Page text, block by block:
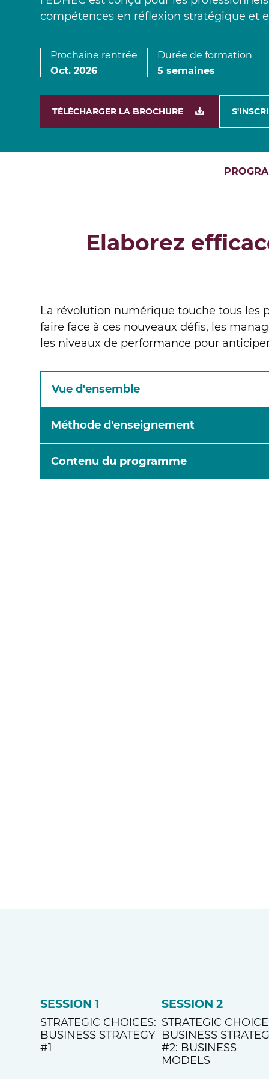
MSc Data Management & Business
compétences en réflexion stratégique et
Prochaine rentrée
oct. 2026
Durée de formation
5 semaines
TÉLÉCHARGER LA BROCHURE
Elaborez
La révolution numérique touche tous les
faire face à ces nouveaux défis, les
les niveaux de performance pour
Vue d'ensemble
Méthode d'enseignement
Contenu du programme
SESSION 1
STRATEGIC CHOICES:
BUSINESS STRATEGY
#1
SESSION 2
STRATEGIC
BUSINESS
#2: BUSINESS
MODELS